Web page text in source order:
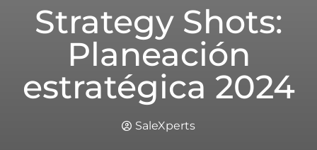
Strategy Shots:
Planeación
estratégica 2024
SaleXperts